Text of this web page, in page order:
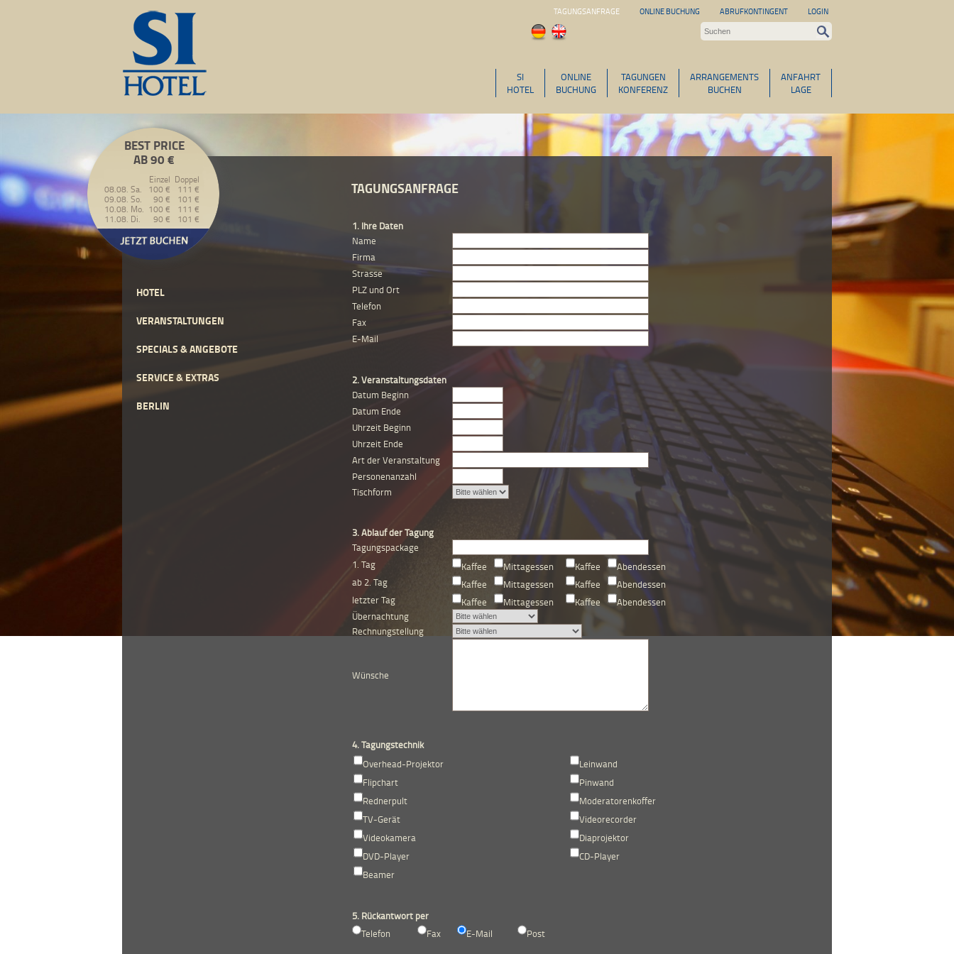
TAGUNGSANFRAGE ONLINE BUCHUNG ABRUFKONTINGENT LOGIN
ANFAHRT
LAGE
ARRANGEMENTS
BUCHEN
TAGUNGEN
KONFERENZ
ONLINE
BUCHUNG
SI
HOTEL
BEST PRICE
AB 90 €
Einzel Doppel
08.08. Sa.
100 €
111 €
09.08. So.
90 €
101 €
10.08. Mo. 100 €
111 €
11.08. Di.
90 € 101 €
HOTEL
VERANSTALTUNGEN
SPECIALS & ANGEBOTE
SERVICE & EXTRAS
BERLIN
TAGUNGSANFRAGE
1. Ihre Daten
Name
Firma
Strasse
PLZ und Ort
Telefon
Fax
E-Mail
2. Veranstaltungsdaten
Datum Beginn
Datum Ende
Uhrzeit Beginn
Uhrzeit Ende
Art der Veranstaltung
Personenanzahl
Tischform
3. Ablauf der Tagung
Tagungspackage
1. Tag
Kaffee Mittagessen Kaffee
Abendessen
ab 2. Tag
Kaffee Mittagessen Kaffee
Abendessen
letzter Tag
Kaffee Mittagessen Kaffee
Abendessen
Übernachtung
Rechnungstellung
Wünsche
4. Tagungstechnik
Overhead-Projektor
Leinwand
Flipchart
Pinwand
Rednerpult
Moderatorenkoffer
TV-Gerät
Videorecorder
Videokamera
Diaprojektor
DVD-Player
CD-Player
Beamer
5. Rückantwort per
Telefon
Fax E-Mail Post